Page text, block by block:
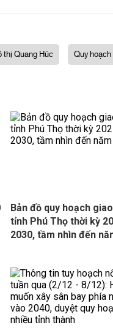
thị Quang Húc Quy
Bản đồ quy hoạch
tỉnh Phú Thọ thời kỳ
2030, tầm nhìn đến